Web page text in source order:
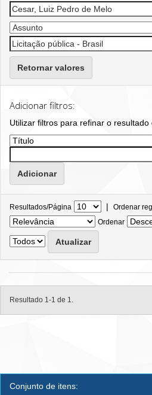
Retornar valores
Adicionar filtros:
Utilizar filtros para refinar o resultado
Resultados/Página | Ordenar
Ordenar
Resultado 1-1 de 1.
Conjunto de itens: